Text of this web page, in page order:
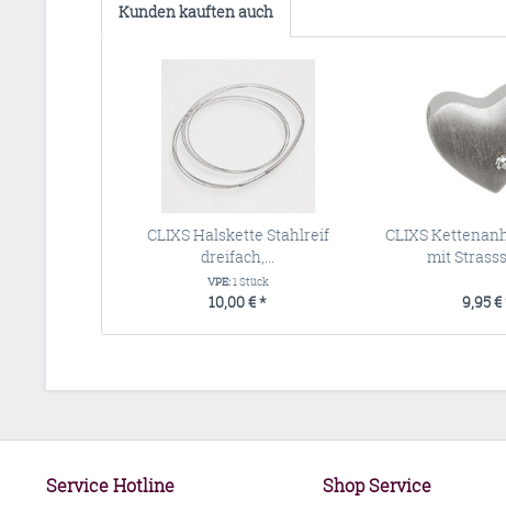
Kunden kauften auch
CLIXS Halskette Stahlreif
dreifach,...
VPE:1 Stück
10,00 € *
CLIXS
mit
9,95
Service Hotline Shop Service